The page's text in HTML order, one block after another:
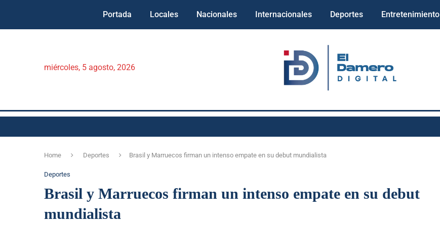
Portada Locales Nacionales Internacionales Deportes Entretenimiento
miércoles, 5 agosto, 2026
Home Deportes Brasil y Marruecos firman un intenso empate en su debut mundialista
Deportes
Brasil y Marruecos firman un intenso empate en su debut
mundialista